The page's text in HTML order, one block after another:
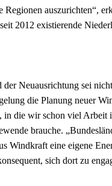
auszurichten“,
2012 existierende
Neuausrichtung sei
die Planung neuer
die wir schon viel Arbeit
brauche.
Windkraft eine eigene
sich dort zu